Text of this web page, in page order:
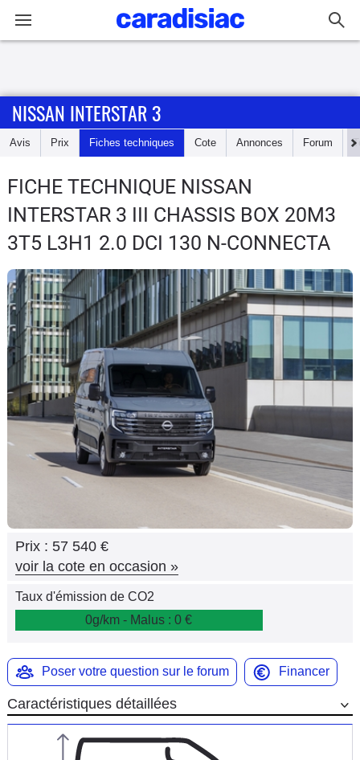
Accueil
Essais
Guide
d'achat
Electriques
Utilitaires
Flottes
Auto
Marques
NISSAN INTERSTAR 3
Avis Prix Fiches techniques Cote Annonces Forum
FICHE TECHNIQUE NISSAN
INTERSTAR 3 III CHASSIS BOX 20M3
3T5 L3H1 2.0 DCI 130 N-CONNECTA
Prix : 57 540 €
voir la cote en occasion »
Taux d'émission de CO2
0g/km - Malus : 0 €
Poser votre question sur le forum Financer
Caractéristiques détaillées